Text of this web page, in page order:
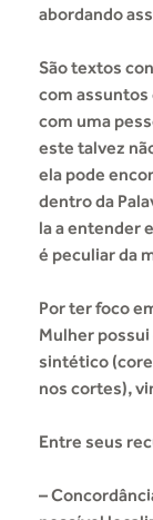
abordando
São textos
com assuntos
com uma
este talvez
ela pode
dentro da
la a entender
é peculiar da
Por ter foco
Mulher
sintético
nos cortes),
Entre seus
–